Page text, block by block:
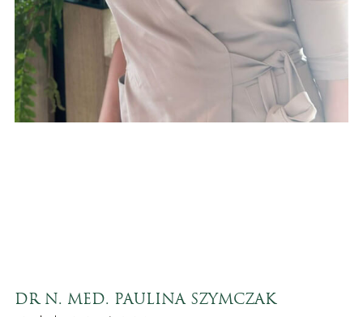
DR N. MED. PAULINA SZYMCZAK